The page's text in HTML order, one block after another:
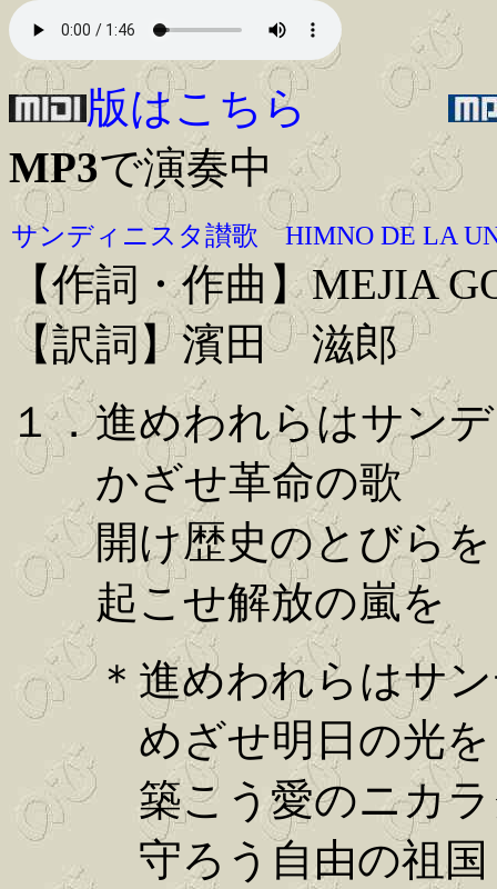
版はこちら
MP3で演奏中
サンディニスタ讃歌 HIMNO DE LA
【作詞・作曲】MEJIA
【訳詞】濱田 滋郎
１．進めわれらはサン
かざせ革命の歌
開け歴史のとびらを
起こせ解放の嵐を
＊進めわれらはサン
めざせ明日の光を
築こう愛のニカラ
守ろう自由の祖国